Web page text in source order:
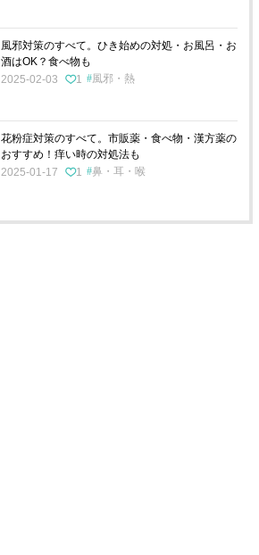
風邪対策のすべて。ひき始めの対処・お風呂・お
酒はOK？食べ物も
2025-02-03
1 風邪・熱
花粉症対策のすべて。市販薬・食べ物・漢方薬の
おすすめ！痒い時の対処法も
2025-01-17
1 鼻・耳・喉